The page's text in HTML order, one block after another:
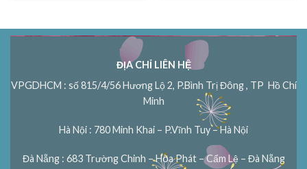
ĐỊA CHỈ LIÊN HỆ
VPGDHCM : số 815/4/56 Hương Lộ 2, P.Bình Trị Đông , TP Hồ Chí
Minh
Hà Nội : 780 Minh Khai – P.Vĩnh Tuy – Hà Nội
Đà Nẵng : 683 Trường Chinh – Hòa Phát – Cẩm Lệ – Đà Nẵng